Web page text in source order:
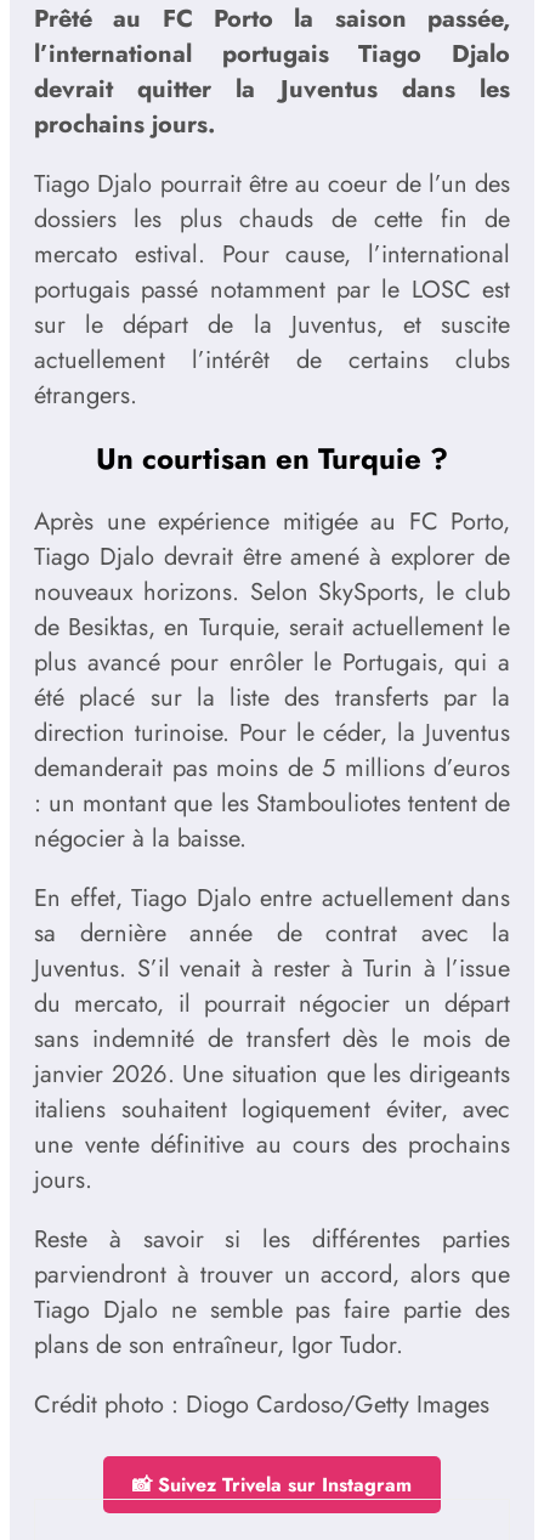
Prêté au FC Porto la saison passée,
l’international portugais Tiago Djalo
devrait quitter la Juventus dans les
prochains jours.
Tiago Djalo pourrait être au coeur de l’un des
dossiers les plus chauds de cette fin de
mercato estival. Pour cause, l’international
portugais passé notamment par le LOSC est
sur le départ de la Juventus, et suscite
actuellement l’intérêt de certains clubs
étrangers.
Un courtisan en Turquie ?
Après une expérience mitigée au FC Porto,
Tiago Djalo devrait être amené à explorer de
nouveaux horizons. Selon SkySports, le club
de Besiktas, en Turquie, serait actuellement le
plus avancé pour enrôler le Portugais, qui a
été placé sur la liste des transferts par la
direction turinoise. Pour le céder, la Juventus
demanderait pas moins de 5 millions d’euros
: un montant que les Stambouliotes tentent de
négocier à la baisse.
En effet, Tiago Djalo entre actuellement dans
sa dernière année de contrat avec la
Juventus. S’il venait à rester à Turin à l’issue
du mercato, il pourrait négocier un départ
sans indemnité de transfert dès le mois de
janvier 2026. Une situation que les dirigeants
italiens souhaitent logiquement éviter, avec
une vente définitive au cours des prochains
jours.
Reste à savoir si les différentes parties
parviendront à trouver un accord, alors que
Tiago Djalo ne semble pas faire partie des
plans de son entraîneur, Igor Tudor.
Crédit photo : Diogo Cardoso/Getty Images
📸 Suivez Trivela sur Instagram